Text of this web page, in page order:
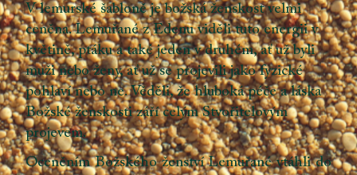
V lemurské šabloně je božská ženskost velmi
ceněna. Lemuřané z Edenu viděli tuto energii v
květině, ptáku a také jeden v druhém, ať už byli
muži nebo ženy, ať už se projevili jako fyzické
pohlaví nebo ne. Věděli, že hluboká péče a láska
Božské ženskosti září celým Stvořitelovým
projevem.
Oceněním Božského ženství Lemuřané vtáhli do